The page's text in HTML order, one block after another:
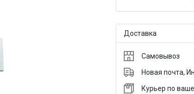
Доставка
Самовывоз
Новая почта,
Курьер по